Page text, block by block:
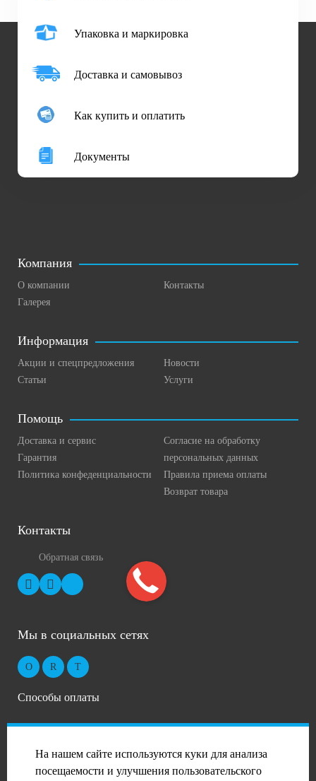
На нашем сайте используются куки для анализа
посещаемости и улучшения пользовательского
Упаковка и маркировка
Доставка и самовывоз
Как купить и оплатить
Документы
Компания
О компании
Галерея
Контакты
Информация
Акции и спецпредложения
Статьи
Новости
Услуги
Помощь
Доставка и сервис
Гарантия
Политика конфеденциальности
Согласие на обработку
персональных данных
Правила приема оплаты
Возврат товара
Контакты
Обратная связь
Мы в социальных сетях
Способы оплаты